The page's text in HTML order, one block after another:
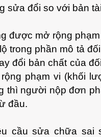
sửa đổi so với bản
được mở rộng
trong phần mô tả
đổi bản chất của
phạm vi (khối
thì người nộp đơn
đầu.
cầu sửa chữa sai